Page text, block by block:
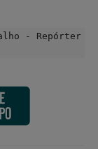
- Repórter